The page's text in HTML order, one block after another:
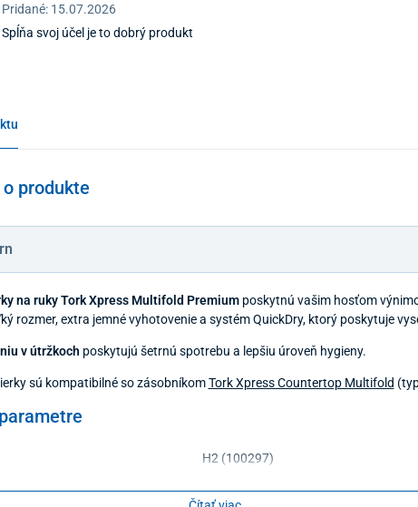
Pridané: 15.07.2026
Spĺňa svoj účel je to dobrý produkt
produkte
na ruky Tork Xpress Multifold Premiumposkytnú vašim hosťom
rozmer, extra jemné vyhotovenie a systém QuickDry, ktorý poskytuje
v útržkoch poskytujú šetrnú spotrebu a lepšiu úroveň hygieny.
sú kompatibilné so zásobníkomTork Xpress Countertop Multifold
H2 (100297)
21x 100 útržkov